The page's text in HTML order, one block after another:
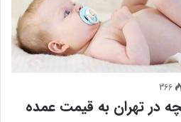
366
تهران به قیمت عمده